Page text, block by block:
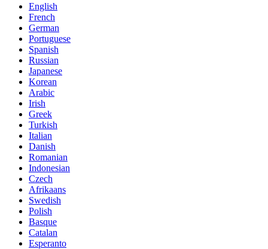
English
French
German
Portuguese
Spanish
Russian
Japanese
Korean
Arabic
Irish
Greek
Turkish
Italian
Danish
Romanian
Indonesian
Czech
Afrikaans
Swedish
Polish
Basque
Catalan
Esperanto